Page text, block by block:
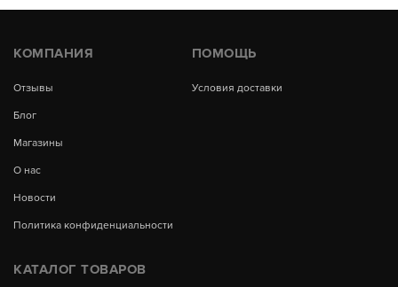
КОМПАНИЯ
Отзывы
Блог
Магазины
О нас
Новости
Политика конфиденциальности
ПОМОЩЬ
Условия доставки
КАТАЛОГ ТОВАРОВ